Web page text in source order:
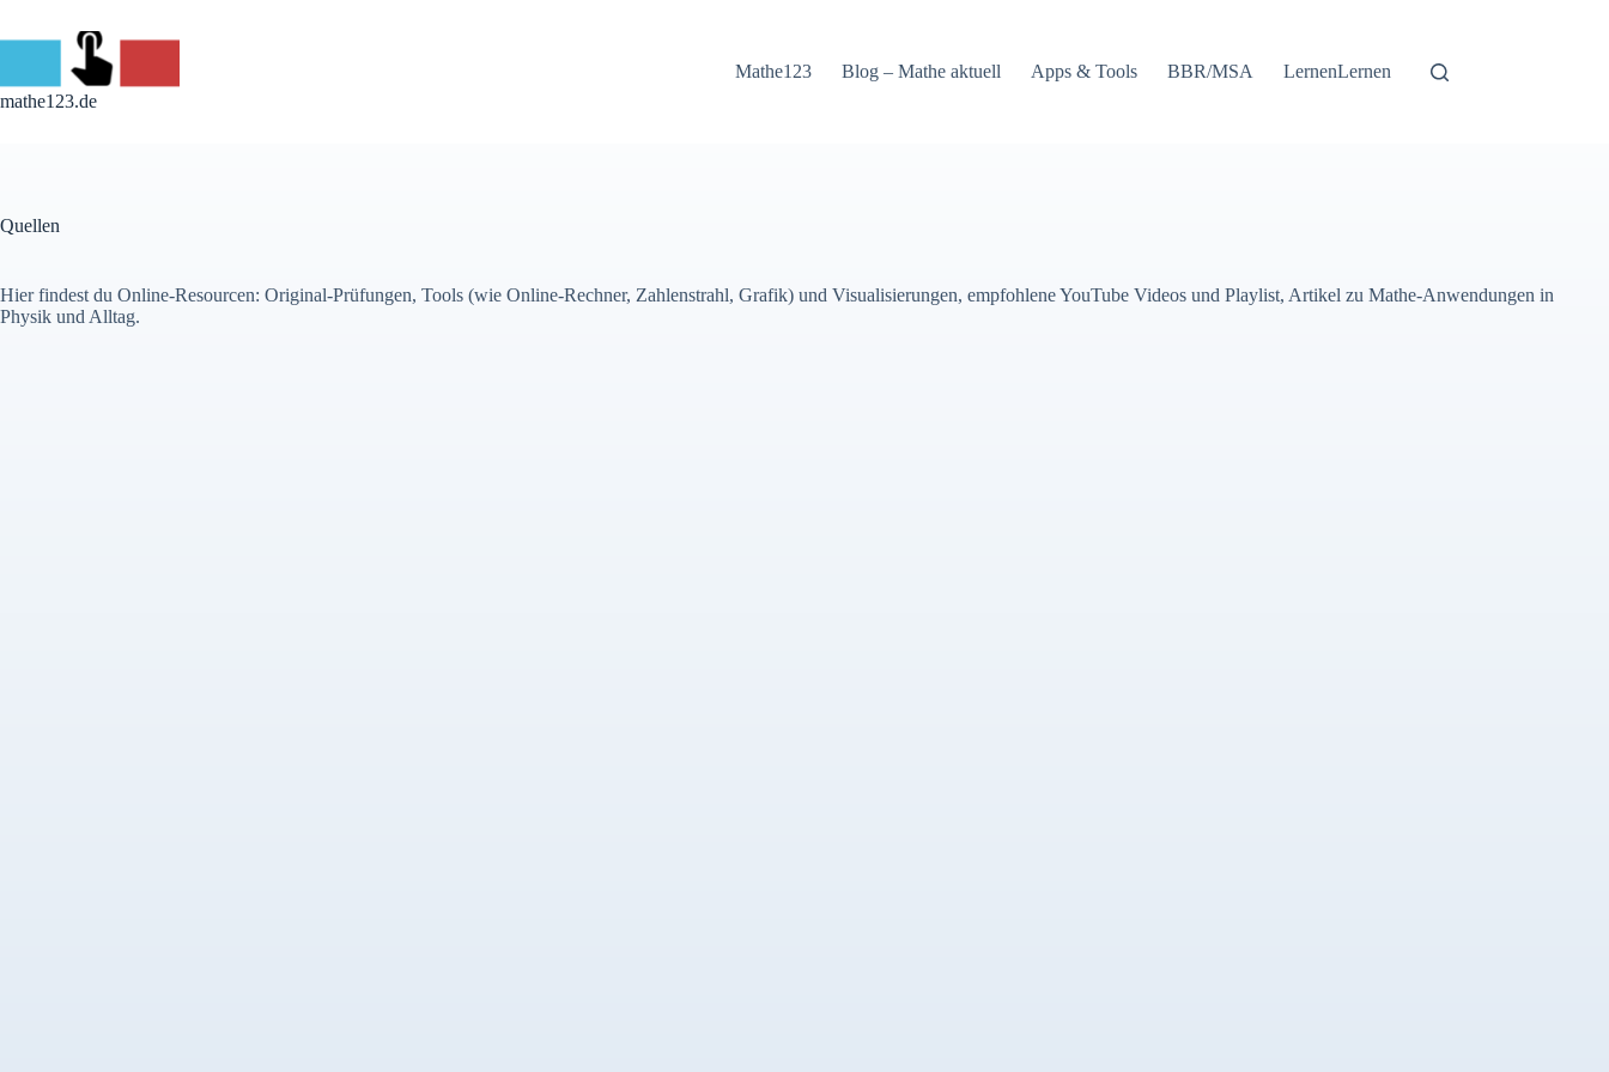
mathe123.de
Mathe123 Blog – Mathe aktuell Apps & Tools BBR/MSA LernenLernen
Quellen
Hier findest du Online-Resourcen: Original-Prüfungen, Tools (wie Online-Rechner, Zahlenstrahl, Grafik) und Visualisierungen, empfohlene YouTube Videos und Playlist, Artikel zu Mathe-Anwendungen in
Physik und Alltag.